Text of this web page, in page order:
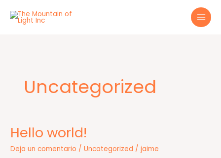
contenido
Uncategorized
Hello world!
Deja un comentario /Uncategorized /jaime
Hello
world!